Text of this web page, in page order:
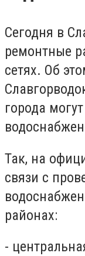
Сегодня в
ремонтные
сетях. Об
города
Так, на
связи с
районах:
-